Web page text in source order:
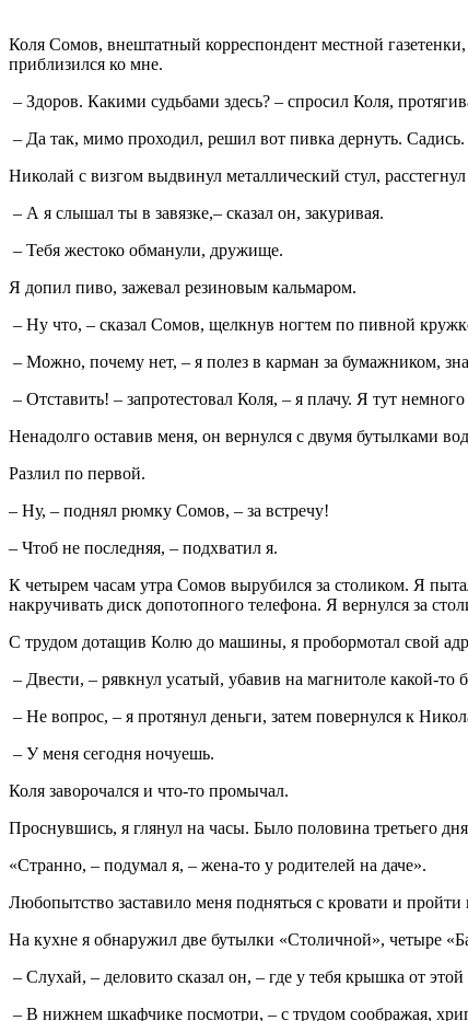
Коля Сомов, внештатный корреспондент местной
приблизился ко мне.
– Здоров. Какими судьбами здесь? – спросил Коля,
– Да так, мимо проходил, решил вот пивка дернуть. Садись.
Николай с визгом выдвинул металлический стул,
– А я слышал ты в завязке,– сказал он, закуривая.
– Тебя жестоко обманули, дружище.
Я допил пиво, зажевал резиновым кальмаром.
– Ну что, – сказал Сомов, щелкнув ногтем по пивной
– Можно, почему нет, – я полез в карман за бумажником,
– Отставить! – запротестовал Коля, – я плачу. Я тут
Ненадолго оставив меня, он вернулся с двумя бутылками
Разлил по первой.
– Ну, – поднял рюмку Сомов, – за встречу!
– Чтоб не последняя, – подхватил я.
К четырем часам утра Сомов вырубился за столиком. Я
накручивать диск допотопного телефона. Я вернулся за
С трудом дотащив Колю до машины, я пробормотал свой
– Двести, – рявкнул усатый, убавив на магнитоле какой-то
– Не вопрос, – я протянул деньги, затем повернулся к
– У меня сегодня ночуешь.
Коля заворочался и что-то промычал.
Проснувшись, я глянул на часы. Было половина третьего
«Странно, – подумал я, – жена-то у родителей на даче».
Любопытство заставило меня подняться с кровати и
На кухне я обнаружил две бутылки «Столичной», четыре
– Слухай, – деловито сказал он, – где у тебя крышка от
– В нижнем шкафчике посмотри, – с трудом соображая,